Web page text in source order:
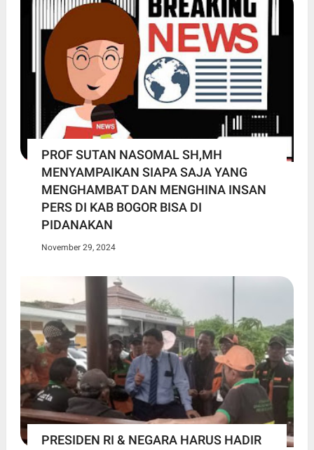
PROF SUTAN NASOMAL SH,MH
MENYAMPAIKAN SIAPA SAJA YANG
MENGHAMBAT DAN MENGHINA INSAN
PERS DI KAB BOGOR BISA DI
PIDANAKAN
November 29, 2024
PRESIDEN RI & NEGARA HARUS HADIR